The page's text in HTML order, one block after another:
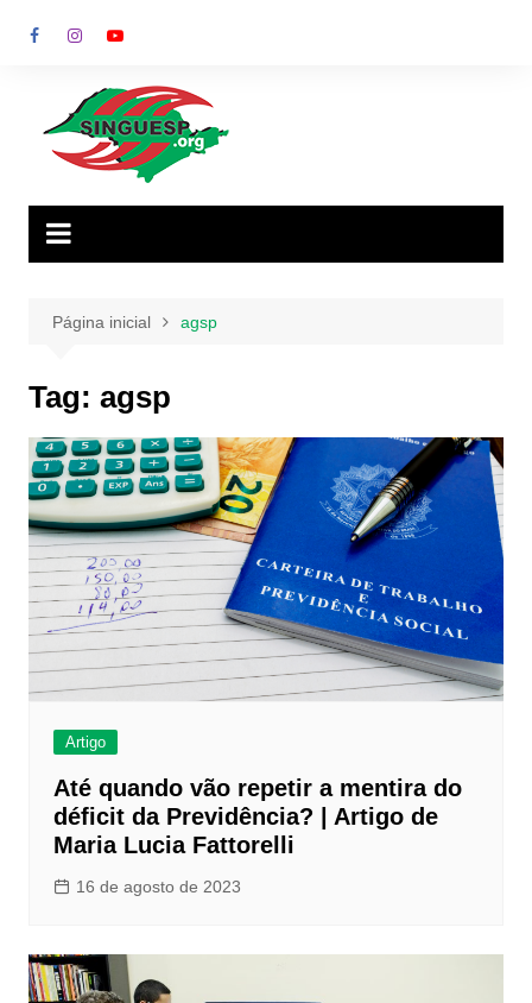
para
Página inicial agsp
Tag: agsp
Artigo
Até quando vão repetir a mentira do
déficit da Previdência? | Artigo de
Maria Lucia Fattorelli
16 de agosto de 2023